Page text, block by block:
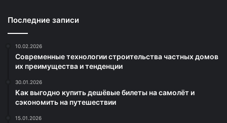
Последние записи
10.02.2026
Современные технологии строительства частных домов
их преимущества и тенденции
30.01.2026
Как выгодно купить дешёвые билеты на самолёт и
сэкономить на путешествии
15.01.2026